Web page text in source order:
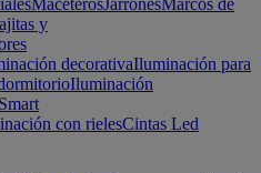
MaceterosJarronesMarcos de
y
decorativaIluminación para
Iluminación
Smart
con rielesCintas Led